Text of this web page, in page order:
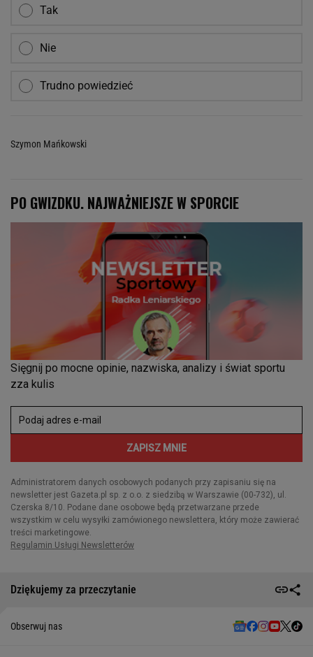
Tak
Nie
Trudno powiedzieć
Szymon Mańkowski
Dziękujemy za przeczytanie
Obserwuj nas